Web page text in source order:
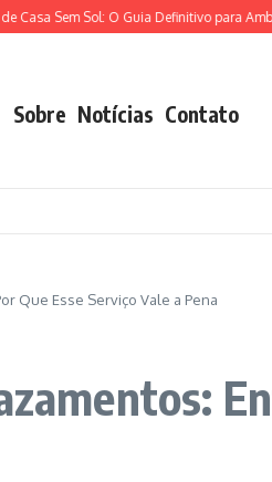
Sem Sol: O Guia Definitivo para Ambientes
Sobre Notícias Contato
Que Esse Serviço Vale a Pena